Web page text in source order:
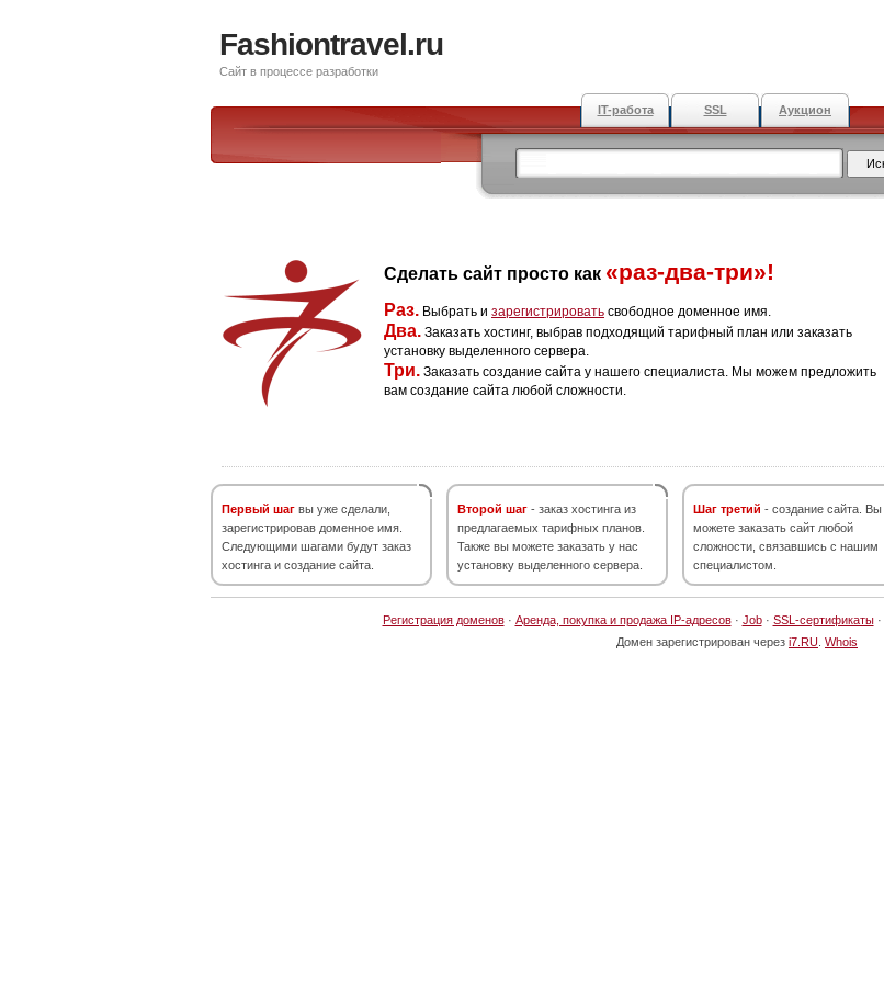
Fashiontravel.ru
Сайт в процессе разработки
IT-работа SSL Аукцион
Сделать сайт просто как «раз-два-три»!
Раз. Выбрать и зарегистрировать свободное доменное имя.
Два. Заказать хостинг, выбрав подходящий тарифный план или заказать
установку выделенного сервера.
Три. Заказать создание сайта у нашего специалиста. Мы можем предложить
вам создание сайта любой сложности.
Первый шаг вы уже сделали,
зарегистрировав доменное имя.
Следующими шагами будут заказ
хостинга и создание сайта.
Второй шаг - заказ хостинга из
предлагаемых тарифных планов.
Также вы можете заказать у нас
установку выделенного сервера.
Шаг третий - создание сайта. Вы
можете заказать сайт любой
сложности, связавшись с нашим
специалистом.
Регистрация доменов· Аренда, покупка и продажа IP-адресов· Job· SSL-сертификаты·
Домен зарегистрирован через i7.RU Whois